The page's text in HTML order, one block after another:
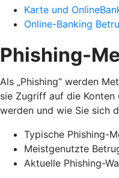
Karte und
Online-Banking
Phishing-
Als „Phishing“ werden
sie Zugriff auf die
werden und wie Sie sich
Typische Phishing-
Meistgenutzte
Aktuelle Phishing-